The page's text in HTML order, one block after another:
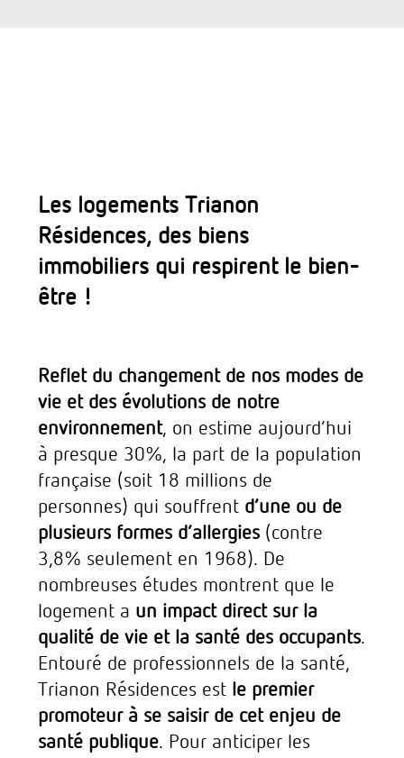
Les logements Trianon
Résidences, des biens
immobiliers qui respirent le bien-
être !
Reflet du changement de nos modes de
vie et des évolutions de notre
environnement, on estime aujourd’hui
à presque 30%, la part de la population
française (soit 18 millions de
personnes) qui souffrent d’une ou de
plusieurs formes d’allergies (contre
3,8% seulement en 1968). De
nombreuses études montrent que le
logement a un impact direct sur la
qualité de vie et la santé des occupants.
Entouré de professionnels de la santé,
Trianon Résidences est le premier
promoteur à se saisir de cet enjeu de
santé publique. Pour anticiper les